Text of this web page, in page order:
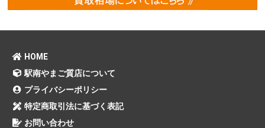
HOME
駅南やまご質店について
プライバシーポリシー
特定商取引法に基づく表記
お問い合わせ